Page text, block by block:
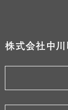
株式会社中